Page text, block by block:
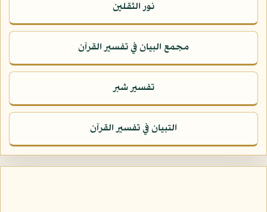
نور الثقلين
مجمع البيان في تفسير القرآن
تفسير شبر
التبيان في تفسير القرآن